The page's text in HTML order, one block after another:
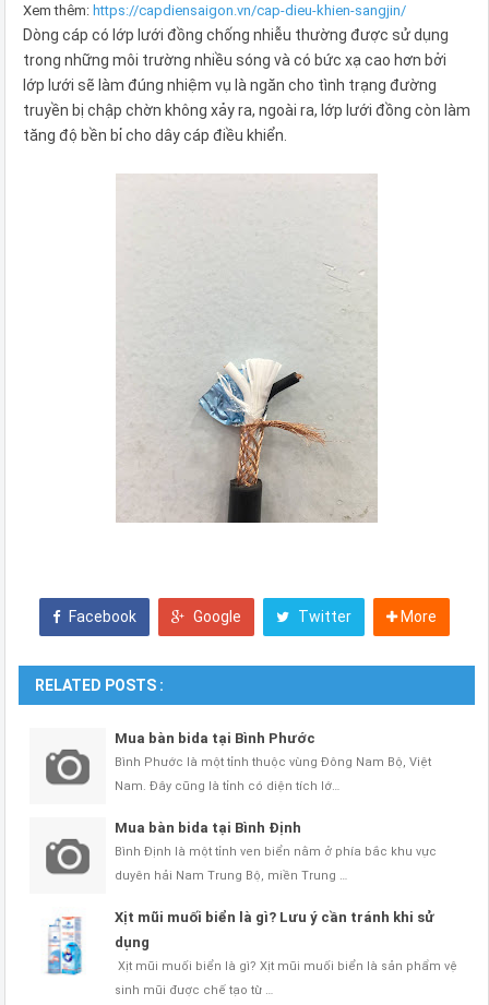
Xem thêm: https://capdiensaigon.vn/cap-dieu-khien-sangjin/
Dòng cáp có lớp lưới đồng chống nhiễu thường được sử dụng
trong những môi trường nhiều sóng và có bức xạ cao hơn bởi
lớp lưới sẽ làm đúng nhiệm vụ là ngăn cho tình trạng đường
truyền bị chập chờn không xảy ra, ngoài ra, lớp lưới đồng còn làm
tăng độ bền bỉ cho dây cáp điều khiển.
Facebook Google Twitter More
RELATED POSTS :
Mua bàn bida tại Bình Phước
Bình Phước là một tỉnh thuộc vùng Đông Nam Bộ, Việt
Nam. Đây cũng là tỉnh có diện tích lớ…
Mua bàn bida tại Bình Định
Bình Định là một tỉnh ven biển nằm ở phía bắc khu vực
duyên hải Nam Trung Bộ, miền Trung …
Xịt mũi muối biển là gì? Lưu ý cần tránh khi sử
dụng
Xịt mũi muối biển là gì? Xịt mũi muối biển là sản phẩm vệ
sinh mũi được chế tạo từ …